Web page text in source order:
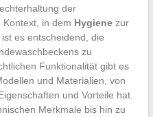
der
in dem Hygienezur
es entscheidend, die
zu
Funktionalität gibt es
und Materialien, von
und Vorteile hat.
Merkmale bis hin zu